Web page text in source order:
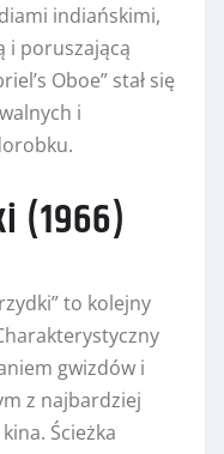
indiańskimi,
i poruszającą
Oboe” stał się
i
(1966)
to kolejny
gwizdów i
z najbardziej
Ścieżka